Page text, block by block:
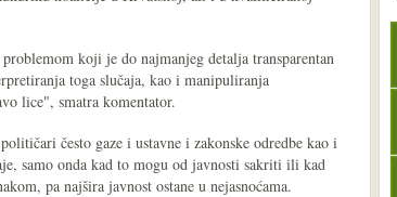
koji je do najmanjeg detalja transparentan
toga slučaja, kao i manipuliranja
lice", smatra komentator.
često gaze i ustavne i zakonske odredbe kao i
samo onda kad to mogu od javnosti sakriti ili kad
pa najšira javnost ostane u nejasnoćama.